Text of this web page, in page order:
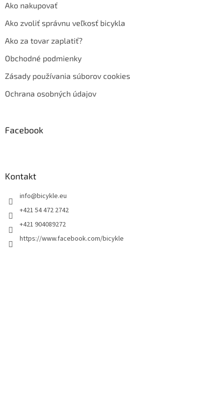
Ako nakupovať
Ako zvoliť správnu veľkosť bicykla
Ako za tovar zaplatiť?
Obchodné podmienky
Zásady používania súborov cookies
Ochrana osobných údajov
Facebook
Kontakt
info@bicykle.eu
+421 54 472 2742
+421 904089272
https://www.facebook.com/bicykle